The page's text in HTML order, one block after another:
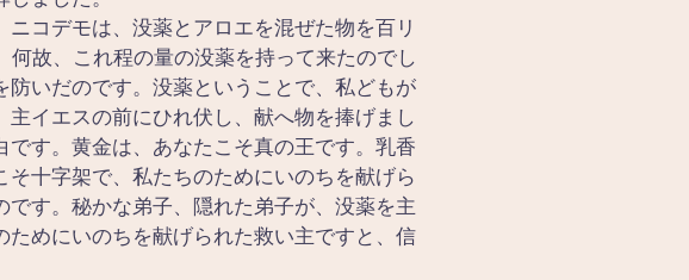
コデモは、没薬とアロエを混ぜた物を百リ
何故、これ程の量の没薬を持って来たのでし
いだのです。没薬ということで、私どもが
イエスの前にひれ伏し、献へ物を捧げまし
す。黄金は、あなたこそ真の王です。乳香
十字架で、私たちのためにいのちを献げら
す。秘かな弟子、隠れた弟子が、没薬を主
めにいのちを献げられた救い主ですと、信